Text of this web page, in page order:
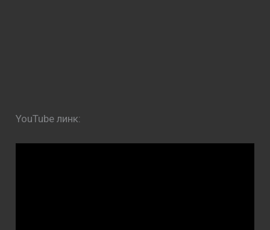
YouTube линк: